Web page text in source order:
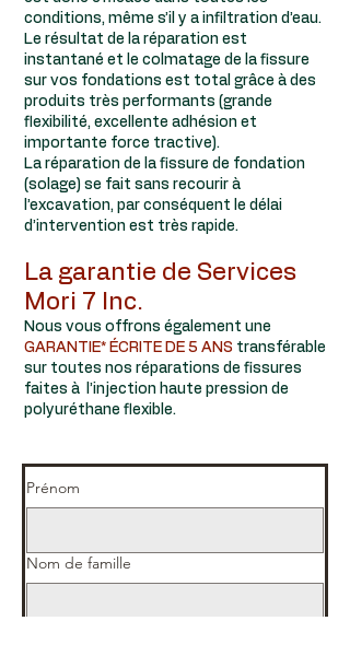
conditions, même s’il y a infiltration d’eau.
Le résultat de la réparation est
instantané et le colmatage de la fissure
sur vos fondations est total grâce à des
produits très performants (grande
flexibilité, excellente adhésion et
importante force tractive).
La réparation de la fissure de fondation
(solage) se fait sans recourir à
l’excavation, par conséquent le délai
d’intervention est très rapide.
La garantie de Services
Mori 7 Inc.
Nous vous offrons également une
GARANTIE* ÉCRITE DE 5 ANS transférable
sur toutes nos réparations de fissures
faites à l’injection haute pression de
polyuréthane flexible.
Prénom
Nom de famille